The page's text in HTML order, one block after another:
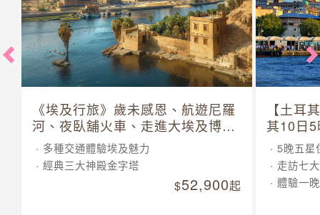
《埃及行旅》歲未感恩、航遊尼羅
河、夜臥舖火車、走進大埃及博物
館 10 日
多種交通體驗埃及魅力
經典三大神殿金字塔
52,900起
【土耳
其10日
5晚五星
走訪七
體驗一